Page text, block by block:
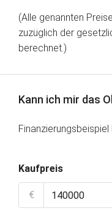
(Alle genannten
zuzüglich der
berechnet.)
Kann ich mir das
Kaufpreis
€